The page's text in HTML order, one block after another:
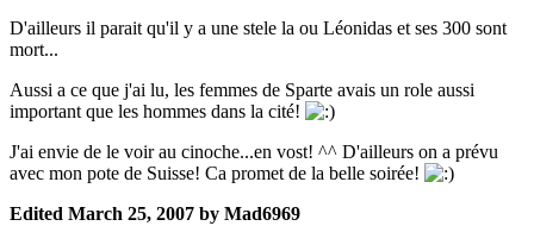
D'ailleurs il parait qu'il y a une stele la ou Léonidas et ses 300 sont
mort...
Aussi a ce que j'ai lu, les femmes de Sparte avais un role aussi
important que les hommes dans la cité!
J'ai envie de le voir au cinoche...en vost! ^^ D'ailleurs on a prévu
avec mon pote de Suisse! Ca promet de la belle soirée!
Edited March 25, 2007 by Mad6969